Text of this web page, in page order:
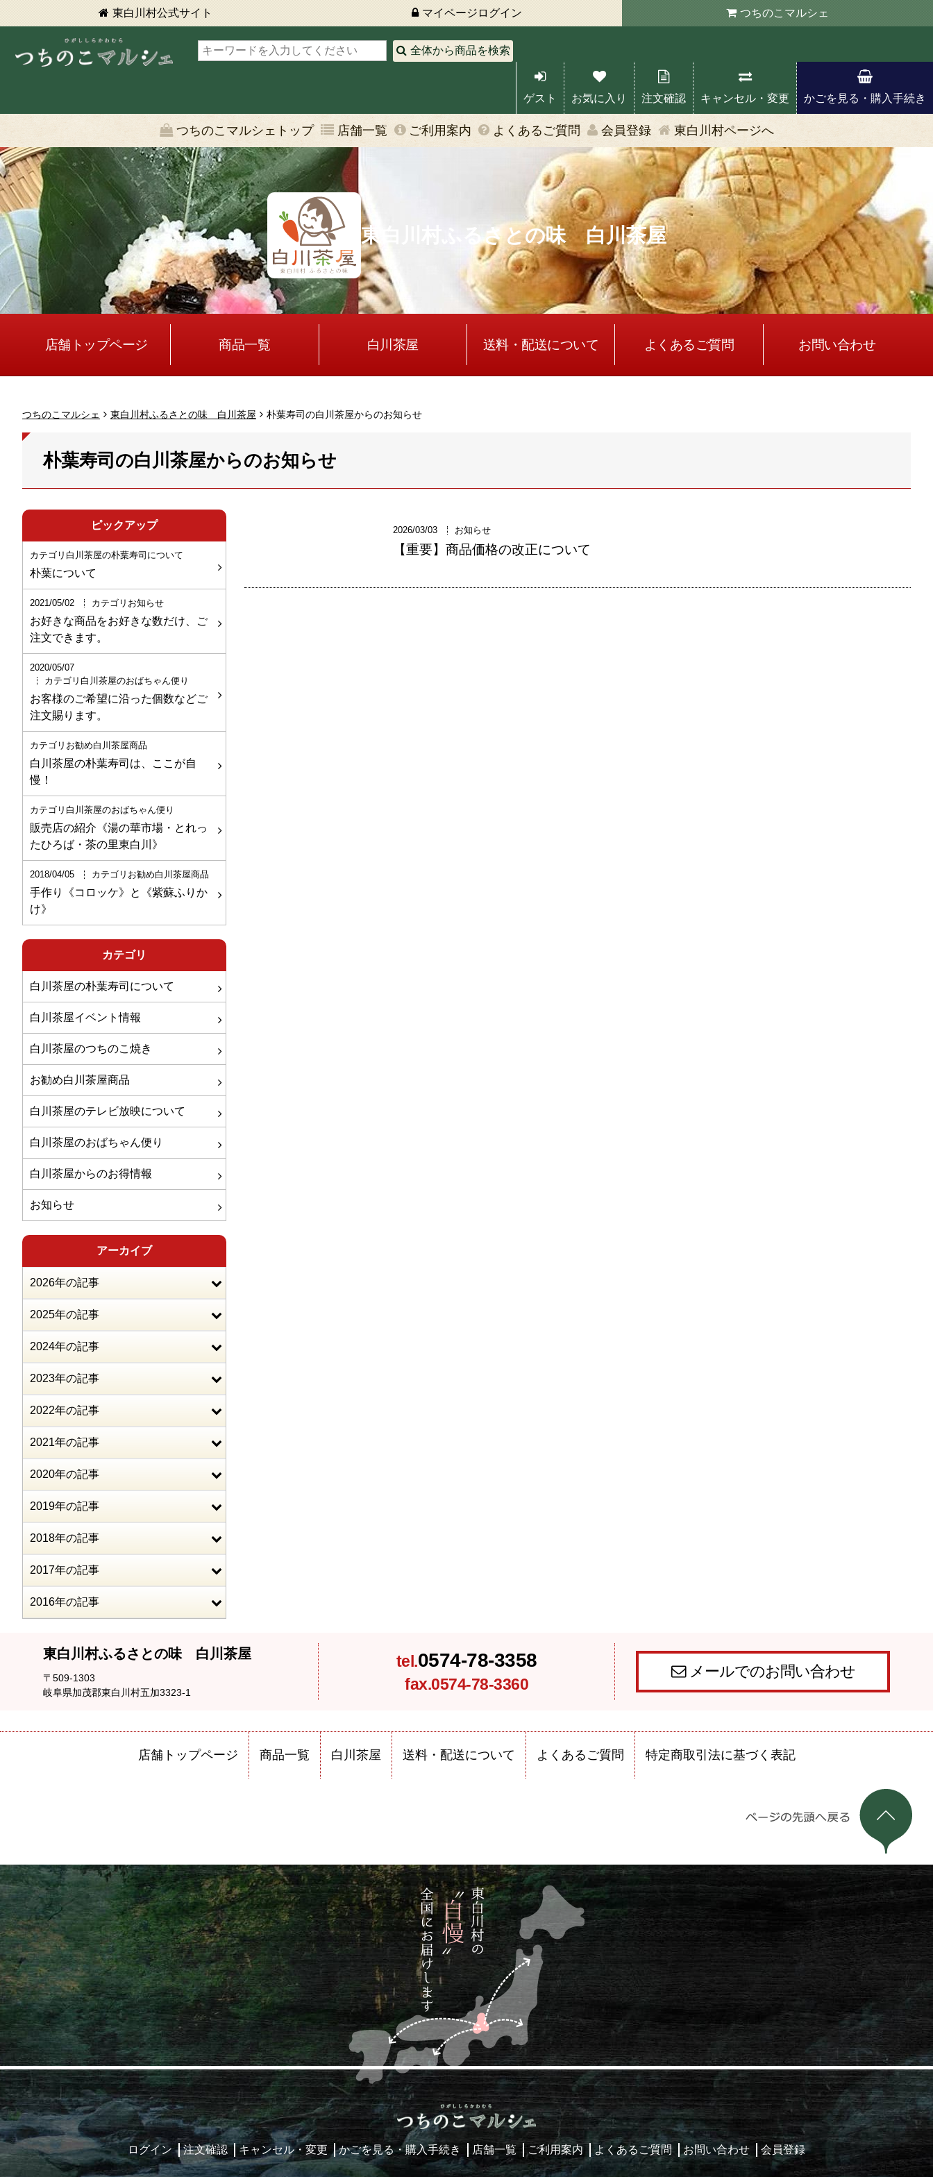
東白川村公式サイト マイページ ログイン つちのこ マルシェ
全体から商品を検索
ゲスト お気に入り 注文確認 キャンセル・変更 かごを見る・購入手続き
つちのこマルシェトップ 店舗一覧 ご利用案内 よくあるご質問 会員登録 東白川村ページへ
東白川村ふるさとの味 白川茶屋
店舗トップページ 商品一覧 白川茶屋 送料・配送について よくあるご質問 お問い合わせ
つちのこマルシェ 東白川村ふるさとの味 白川茶屋 朴葉寿司の白川茶屋からのお知らせ
朴葉寿司の白川茶屋からのお知らせ
2026/03/03 お知らせ
【重要】商品価格の改正について
ピックアップ
カテゴリ白川茶屋の朴葉寿司について
朴葉について
2021/05/02 カテゴリお知らせ
お好きな商品をお好きな数だけ、ご
注文できます。
2020/05/07
カテゴリ白川茶屋のおばちゃん便り
お客様のご希望に沿った個数などご
注文賜ります。
カテゴリお勧め白川茶屋商品
白川茶屋の朴葉寿司は、ここが自
慢！
カテゴリ白川茶屋のおばちゃん便り
販売店の紹介《湯の華市場・とれっ
たひろば・茶の里東白川》
2018/04/05 カテゴリお勧め白川茶屋商品
手作り《コロッケ》と《紫蘇ふりか
け》
カテゴリ
白川茶屋の朴葉寿司について
白川茶屋イベント情報
白川茶屋のつちのこ焼き
お勧め白川茶屋商品
白川茶屋のテレビ放映について
白川茶屋のおばちゃん便り
白川茶屋からのお得情報
お知らせ
アーカイブ
2026年の記事
2025年の記事
2024年の記事
2023年の記事
2022年の記事
2021年の記事
2020年の記事
2019年の記事
2018年の記事
2017年の記事
2016年の記事
東白川村ふるさとの味 白川茶屋
〒509-1303
岐阜県加茂郡東白川村五加3323-1
tel.0574-78-3358
fax.0574-78-3360
メールでのお問い合わせ
店舗トップページ 商品一覧 白川茶屋 送料・配送について よくあるご質問 特定商取引法に基づく表記
ログイン 注文確認 キャンセル・変更 かごを見る・購入手続き 店舗一覧 ご利用案内 よくあるご質問 お問い合わせ 会員登録